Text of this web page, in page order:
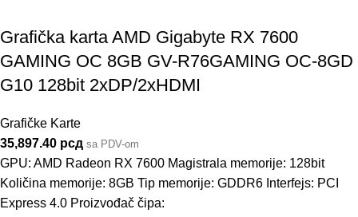
Grafička karta AMD Gigabyte RX 7600
GAMING OC 8GB GV-R76GAMING OC-8GD
G10 128bit 2xDP/2xHDMI
Grafičke Karte
35,897.40 рсд sa PDV-om
GPU: AMD Radeon RX 7600 Magistrala memorije: 128bit
Količina memorije: 8GB Tip memorije: GDDR6 Interfejs: PCI
Express 4.0 Proizvođač čipa: